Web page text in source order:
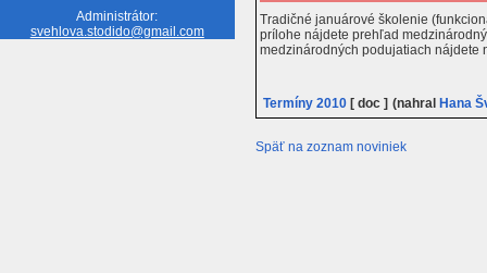
Administrátor:
svehlova.stodido@gmail.com
Tradičné januárové školenie
prílohe nájdete prehľad
medzinárodných podujatiach nájdete
Termíny 2010 [ doc ] (nahralHana
Späť na zoznam noviniek